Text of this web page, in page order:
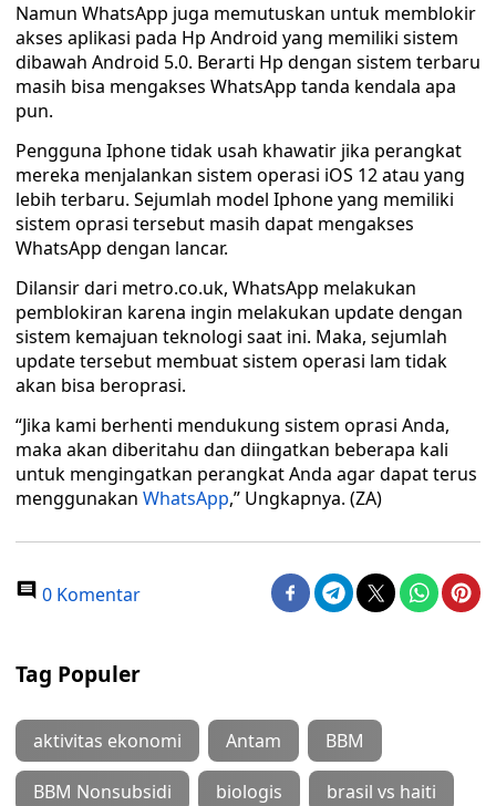
Namun WhatsApp juga memutuskan untuk memblokir
akses aplikasi pada Hp Android yang memiliki sistem
dibawah Android 5.0. Berarti Hp dengan sistem terbaru
masih bisa mengakses WhatsApp tanda kendala apa
pun.
Pengguna Iphone tidak usah khawatir jika perangkat
mereka menjalankan sistem operasi iOS 12 atau yang
lebih terbaru. Sejumlah model Iphone yang memiliki
sistem oprasi tersebut masih dapat mengakses
WhatsApp dengan lancar.
Dilansir dari metro.co.uk, WhatsApp melakukan
pemblokiran karena ingin melakukan update dengan
sistem kemajuan teknologi saat ini. Maka, sejumlah
update tersebut membuat sistem operasi lam tidak
akan bisa beroprasi.
“Jika kami berhenti mendukung sistem oprasi Anda,
maka akan diberitahu dan diingatkan beberapa kali
untuk mengingatkan perangkat Anda agar dapat terus
menggunakan WhatsApp,” Ungkapnya. (ZA)
0 Komentar
Tag Populer
aktivitas ekonomi Antam BBM
BBM Nonsubsidi biologis brasil vs haiti